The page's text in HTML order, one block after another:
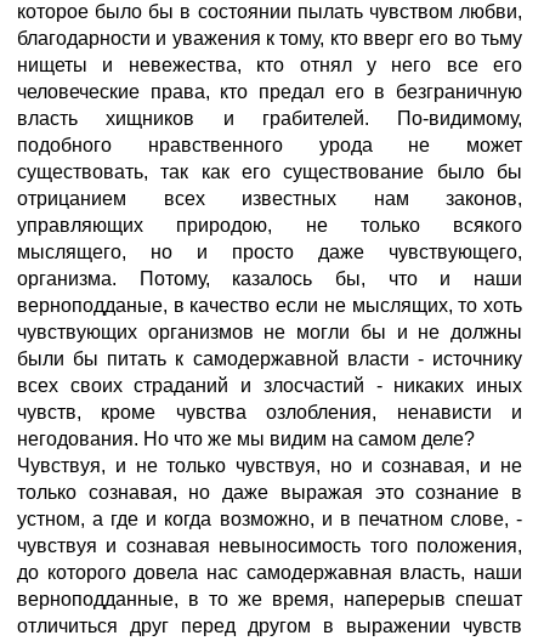
которое было бы в состоянии пылать чувством любви,
благодарности и уважения к тому, кто вверг его во тьму
нищеты и невежества, кто отнял у него все его
человеческие права, кто предал его в безграничную
власть хищников и грабителей. По-видимому,
подобного нравственного урода не может
существовать, так как его существование было бы
отрицанием всех известных нам законов,
управляющих природою, не только всякого
мыслящего, но и просто даже чувствующего,
организма. Потому, казалось бы, что и наши
верноподданые, в качество если не мыслящих, то хоть
чувствующих организмов не могли бы и не должны
были бы питать к самодержавной власти - источнику
всех своих страданий и злосчастий - никаких иных
чувств, кроме чувства озлобления, ненависти и
негодования. Но что же мы видим на самом деле?
Чувствуя, и не только чувствуя, но и сознавая, и не
только сознавая, но даже выражая это сознание в
устном, а где и когда возможно, и в печатном слове, -
чувствуя и сознавая невыносимость того положения,
до которого довела нас самодержавная власть, наши
верноподданные, в то же время, наперерыв спешат
отличиться друг перед другом в выражении чувств